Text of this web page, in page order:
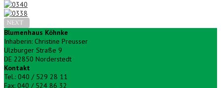
NEXT
Blumenhaus Köhnke
Inhaberin: Christine Preusser
Ulzburger Straße 9
DE 22850 Norderstedt
Kontakt
Tel.: 040 / 529 28 11
Fax: 040 / 524 86 32